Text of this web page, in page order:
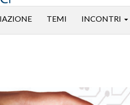
TEMI INCONTRI